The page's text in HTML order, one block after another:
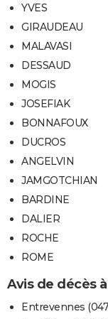
YVES
GIRAUDEAU
MALAVASI
DESSAUD
MOGIS
JOSEFIAK
BONNAFOUX
DUCROS
ANGELVIN
JAMGOTCHIAN
BARDINE
DALIER
ROCHE
ROME
Avis de décès
Entrevennes